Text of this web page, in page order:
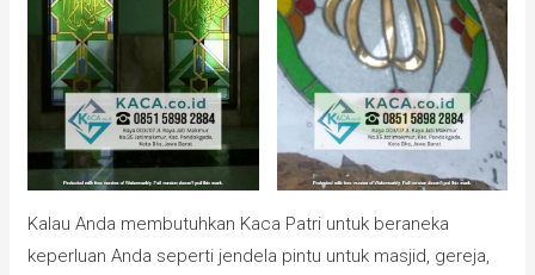
Kalau Anda membutuhkan Kaca Patri untuk beraneka
keperluan Anda seperti jendela pintu untuk masjid, gereja,